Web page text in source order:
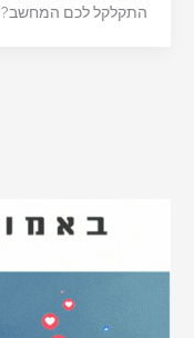
התקלקל לכם המחשב?